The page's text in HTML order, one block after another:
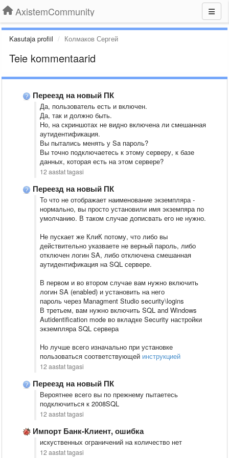
AxistemCommunity
Kasutaja profiil Колмаков Сергей
Teie kommentaarid
Переезд на новый ПК
Да, пользователь есть и включен.
Да, так и должно быть.
Но, на скриншотах не видно включена ли смешанная
аутидентификация.
Вы пытались менять у Sa пароль?
Вы точно подключаетесь к этому серверу, к базе
данных, которая есть на этом сервере?
12 aastat tagasi
Переезд на новый ПК
То что не отображает наименование экземпляра -
нормально, вы просто установили имя экземпяра по
умолчанию. В таком случае дописвать его не нужно.
Не пускает же КлиК потому, что либо вы
действительно указваете не верный пароль, либо
отключен логин SA, либо отключена смешанная
аутидентификация на SQL сервере.
В первом и во втором случае вам нужно включить
логин SA (enabled) и установить на него
пароль через Managment Studio security\logins
В третьем, вам нужно включить SQL and Windows
Autidentification mode во вкладке Security настройки
экземпляра SQL сервера
Но лучше всего изначально при установке
пользоваться соответствующей инструкцией
12 aastat tagasi
Переезд на новый ПК
Вероятнее всего вы по прежнему пытаетесь
подключиться к 2008SQL
12 aastat tagasi
Импорт Банк-Клиент, ошибка
искуственных ограничений на количество нет
12 aastat tagasi